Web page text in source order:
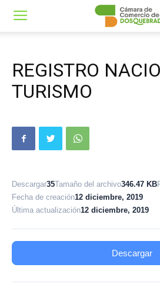
REGISTRO
TURISMO
Descargar35Tamaño del archivo346.47 KB
Fecha de creación12 diciembre, 2019
Última actualización12 diciembre, 2019
Descargar